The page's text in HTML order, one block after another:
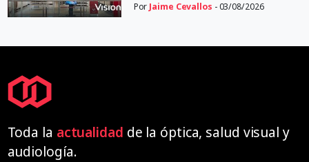
Por Jaime Cevallos - 03/08/2026
Toda la actualidad de la óptica, salud visual y
audiología.